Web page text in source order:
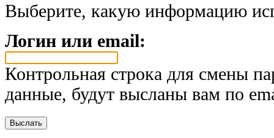
Выберите, какую информацию
Логин или email:
Контрольная строка для смены
данные, будут высланы вам по